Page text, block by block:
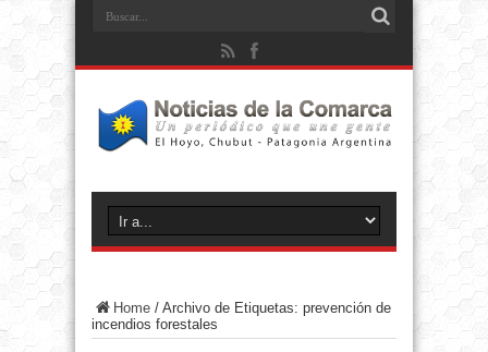
Home / Archivo de Etiquetas: prevención de
incendios forestales